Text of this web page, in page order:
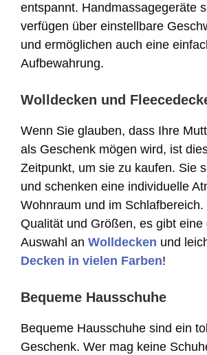
entspannt. Handmassagegeräte
verfügen über einstellbare
und ermöglichen auch eine
Aufbewahrung.
Wolldecken und
Wenn Sie glauben, dass Ihre
als Geschenk mögen wird, ist
Zeitpunkt, um sie zu kaufen. Sie
und schenken eine individuelle
Wohnraum und im Schlafbereich.
Qualität und Größen, es gibt eine
Auswahl an Wolldecken und
Decken in vielen Farben!
Bequeme Hausschuhe
Bequeme Hausschuhe sind ein
Geschenk. Wer mag keine